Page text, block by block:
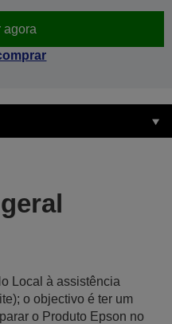
agora
Local à assistência
o objectivo é ter um
o Produto Epson no